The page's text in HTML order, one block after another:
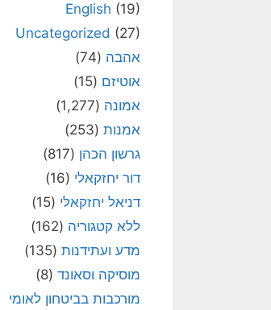
English (19)
Uncategorized (27)
אהבה (74)
אוטיזם (15)
אמונה (1,277)
אמנות (253)
גרשון הכהן (817)
דור יחזקאלי (16)
דניאל יחזקאלי (15)
ללא קטגוריה (162)
מדע ועתידנות (135)
מוסיקה וסאונד (8)
מורכבות בביטחון לאומי